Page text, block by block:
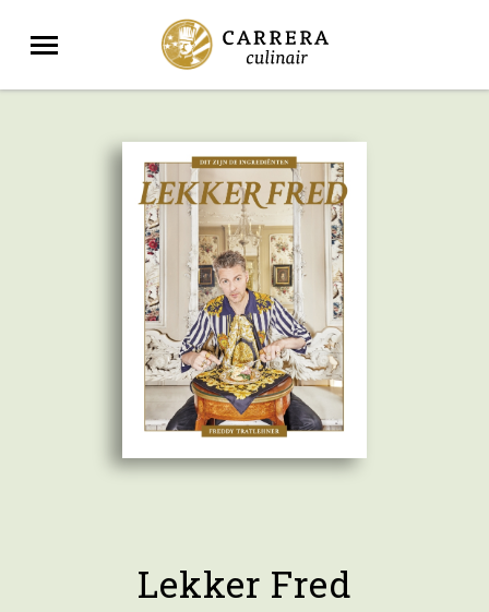
Lekker Fred